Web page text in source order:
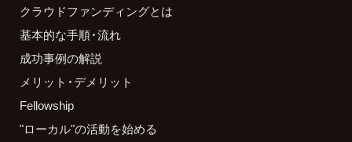
クラウドファンディングとは
基本的な手順・流れ
成功事例の解説
メリット・デメリット
Fellowship
"ローカル"の活動を始める